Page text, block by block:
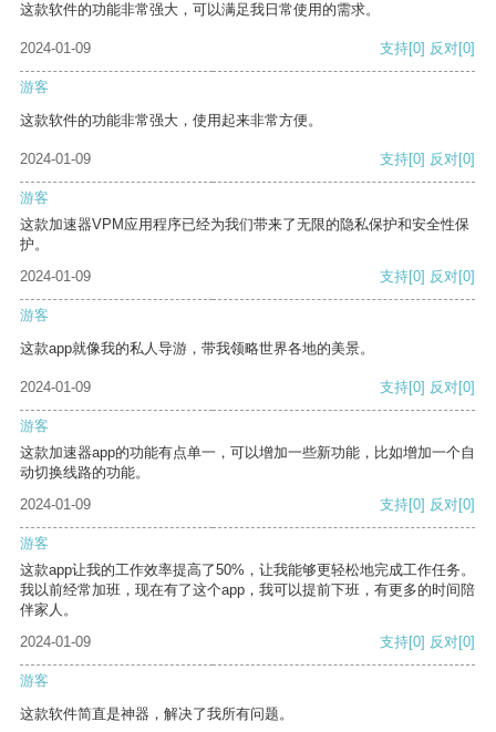
这款软件的功能非常强大，可以满足我日常使用的需求。
2024-01-09 支持[0] 反对[0]
游客
这款软件的功能非常强大，使用起来非常方便。
2024-01-09 支持[0] 反对[0]
游客
这款加速器VPM应用程序已经为我们带来了无限的隐私保护和安全性保
护。
2024-01-09
支持[0] 反对[0]
游客
这款app就像我的私人导游，带我领略世界各地的美景。
2024-01-09 支持[0] 反对[0]
游客
这款加速器app的功能有点单一，可以增加一些新功能，比如增加一个自
动切换线路的功能。
2024-01-09
支持[0] 反对[0]
游客
这款app让我的工作效率提高了50%，让我能够更轻松地完成工作任务。
我以前经常加班，现在有了这个app，我可以提前下班，有更多的时间陪
伴家人。
2024-01-09
支持[0] 反对[0]
游客
这款软件简直是神器，解决了我所有问题。